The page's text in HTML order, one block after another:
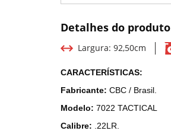
Detalhes do produto
Largura: 92,50cm
CARACTERÍSTICAS:
Fabricante: CBC / Brasil.
Modelo: 7022 TACTICAL
Calibre: .22LR.